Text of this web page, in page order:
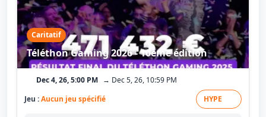
Caritatif
Téléthon Gaming 2026 - 10ème édition
Dec 4, 26, 5:00 PM → Dec 5, 26, 10:59 PM
Jeu :Aucun jeu spécifié HYPE